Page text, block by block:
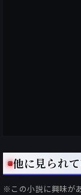
他に見られ
※この小説に興味が